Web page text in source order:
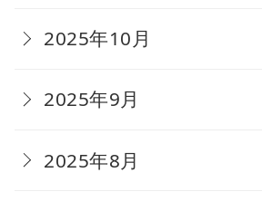
2025年10月
2025年9月
2025年8月